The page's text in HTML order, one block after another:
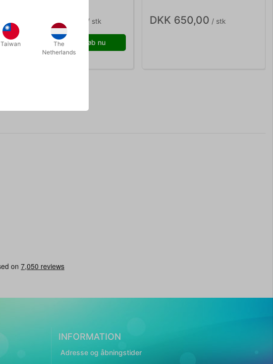
DKK 1.250,00 / stk
Køb nu
DKK 650,00 / stk
INFORMATION
Adresse og åbningstider
Taiwan
The
Netherlands